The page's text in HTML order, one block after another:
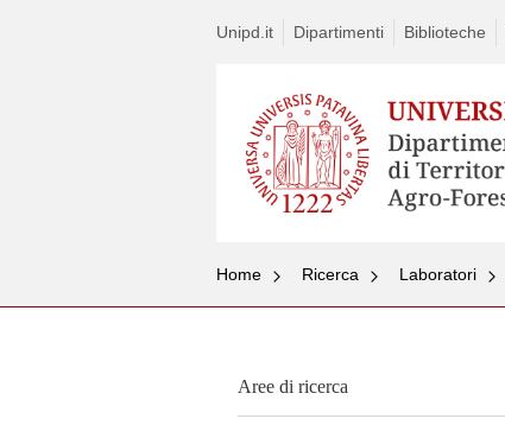
Unipd.it Dipartimenti Biblioteche
Home Ricerca Laboratori
Aree di ricerca